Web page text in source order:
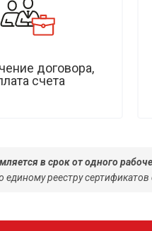
договора,
счета
в срок от одного
реестру сертификатов